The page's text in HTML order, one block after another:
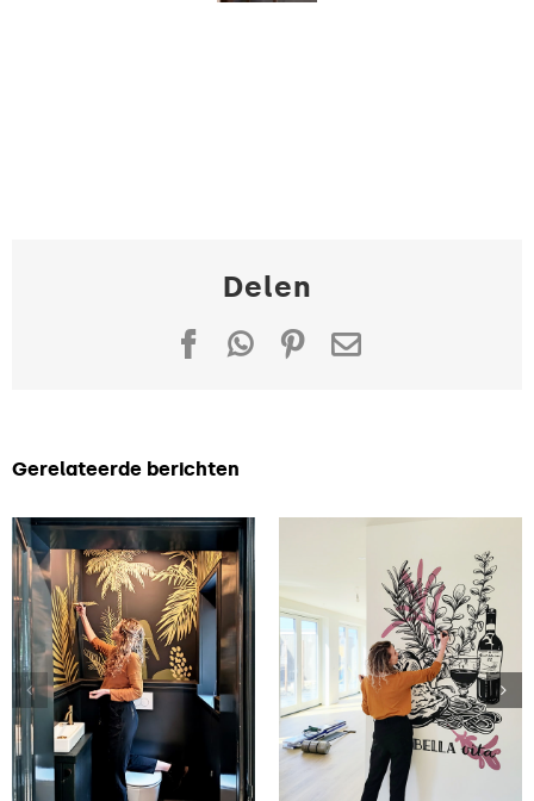
Delen
Facebook
WhatsApp
Pinterest
E-
Gerelateerde berichten
Van saai
naar luxe
toilet door
mijn
wandschildering
Persoonlijke
muurtekening
geplaatst in
2 uur